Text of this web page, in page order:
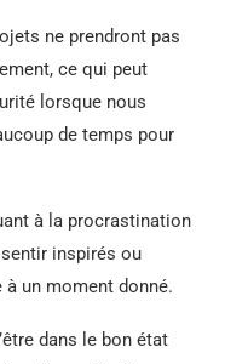
ne prendront pas
ce qui peut
lorsque nous
de temps pour
à la procrastination
inspirés ou
un moment donné.
dans le bon état